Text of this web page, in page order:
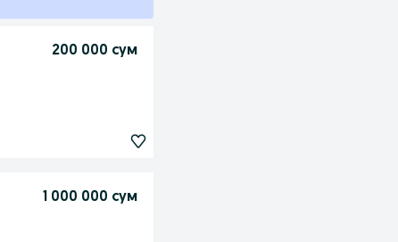
200 000 сум
1 000 000 сум